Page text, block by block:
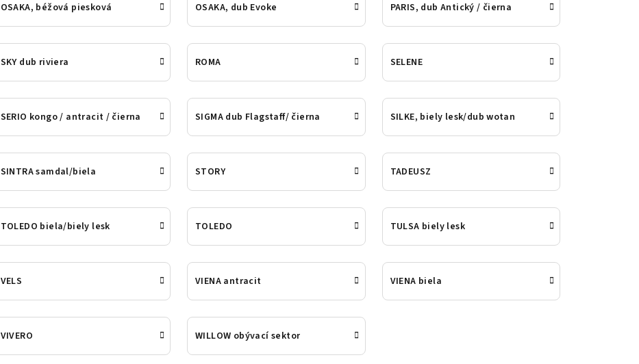
OSAKA, béžová piesková OSAKA, dub Evoke PARIS, dub Antický / čierna
SKY dub riviera ROMA SELENE
SERIO kongo / antracit / čierna SIGMA dub Flagstaff/ čierna SILKE, biely lesk/dub wotan
SINTRA samdal/biela STORY TADEUSZ
TOLEDO biela/biely lesk TOLEDO TULSA biely lesk
VELS VIENA antracit VIENA biela
VIVERO WILLOW obývací sektor